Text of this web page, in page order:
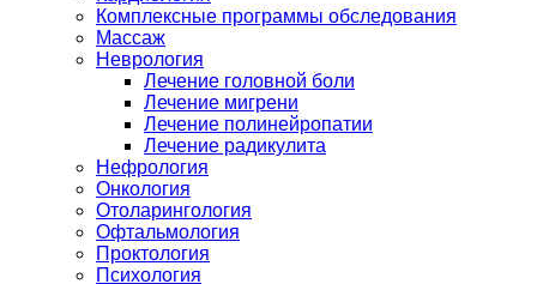
Комплексные программы обследования
Массаж
Неврология
Лечение головной боли
Лечение мигрени
Лечение полинейропатии
Лечение радикулита
Нефрология
Онкология
Отоларингология
Офтальмология
Проктология
Психология